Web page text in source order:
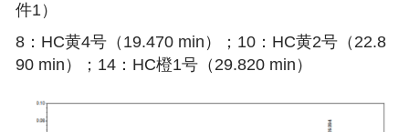
件1）
8：HC黄4号（19.470 min）；10：HC黄2号（22.8
90 min）；14：HC橙1号（29.820 min）